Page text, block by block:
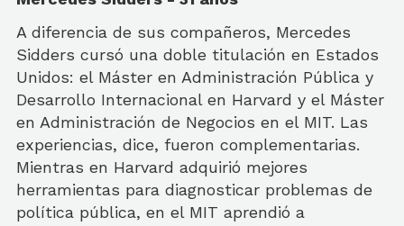
A diferencia de sus compañeros, Mercedes
Sidders cursó una doble titulación en Estados
Unidos: el Máster en Administración Pública y
Desarrollo Internacional en Harvard y el Máster
en Administración de Negocios en el MIT. Las
experiencias, dice, fueron complementarias.
Mientras en Harvard adquirió mejores
herramientas para diagnosticar problemas de
política pública, en el MIT aprendió a